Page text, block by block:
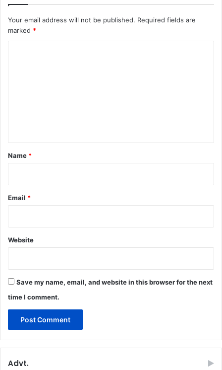
Your email address will not be published. Required fields are
marked *
*
Name *
Email *
Website
Save my name, email, and website in this browser for the next
time I comment.
Advt.